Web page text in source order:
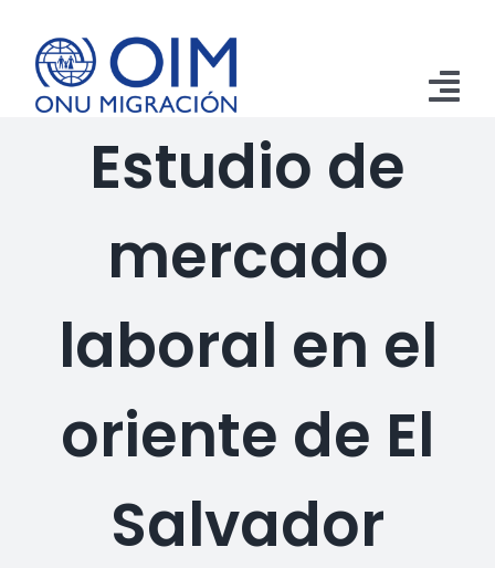
contenido
Remesas
Emergencias
Estudio de
mercado
laboral en el
oriente de El
Salvador